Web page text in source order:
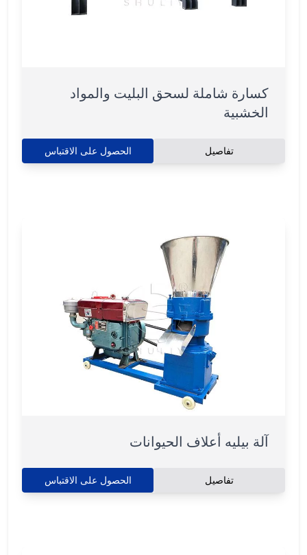
كسارة شاملة لسحق البليت والمواد
الخشبية
تفاصيل الحصول على الاقتباس
آلة بيليه أعلاف الحيوانات
تفاصيل الحصول على الاقتباس